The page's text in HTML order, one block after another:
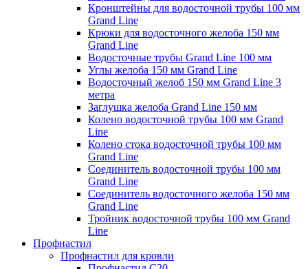
Кронштейны для водосточной трубы 100 мм
Grand Line
Крюки для водосточного желоба 150 мм
Grand Line
Водосточные трубы Grand Line 100 мм
Углы желоба 150 мм Grand Line
Водосточный желоб 150 мм Grand Line 3
метра
Заглушка желоба Grand Line 150 мм
Колено водосточной трубы 100 мм Grand
Line
Колено стока водосточной трубы 100 мм
Grand Line
Соединитель водосточной трубы 100 мм
Grand Line
Соединитель водосточного желоба 150 мм
Grand Line
Тройник водосточной трубы 100 мм Grand
Line
Профнастил
Профнастил для кровли